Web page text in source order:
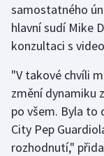
samostatného
hlavní sudí Mike
konzultaci s
"V takové chvíli
změní dynamiku
po všem. Byla to
City Pep
rozhodnutí,"